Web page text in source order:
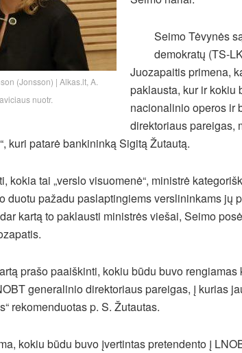
(Jonsson) | Alkas.lt, A.
nuotr.
Seimo Tėvynės
demokratų (TS-
Juozapaitis primena,
paklausta, kur ir kokiu
nacionalinio operos ir
direktoriauspareigas,
kuri patarė bankininką Sigitą Žutautą.
kokia tai „verslo visuomenė“, ministrė
duotu pažadu paslaptingiems verslininkams jų
kartą to paklausti ministrės viešai, Seimo
prašo paaiškinti, kokiu būdu buvo
generalinio direktoriaus pareigas, į kurias
rekomenduotas p. S. Žutautas.
kokiu būdu buvo įvertintas pretendento į